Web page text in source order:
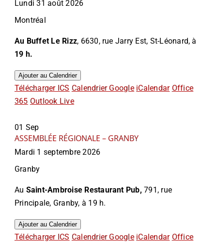
Lundi 31 août 2026
Montréal
Au Buffet Le Rizz, 6630, rue Jarry Est, St-Léonard, à
19 h.
Ajouter au Calendrier
Télécharger ICS Calendrier Google iCalendar Office
365 Outlook Live
01 Sep
ASSEMBLÉE RÉGIONALE – GRANBY
Mardi 1 septembre 2026
Granby
Au Saint-Ambroise Restaurant Pub, 791, rue
Principale, Granby, à 19 h.
Ajouter au Calendrier
Télécharger ICS Calendrier Google iCalendar Office